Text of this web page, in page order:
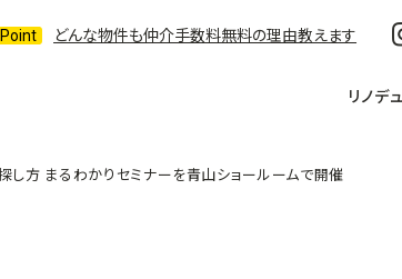
どんな物件も仲介手数料無料の理由教えます
リノデ
し方 まるわかりセミナーを青山ショールームで開催